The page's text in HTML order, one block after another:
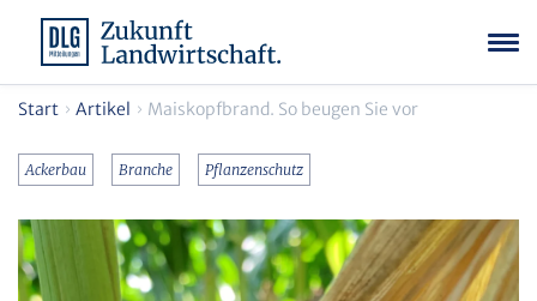
Start Artikel Maiskopfbrand. So beugen Sie vor
Ackerbau Branche Pflanzenschutz